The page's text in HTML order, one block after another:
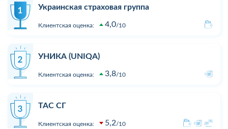
Украинская страховая группа
Клиентская оценка: 4,0 10
УНИКА (UNIQA)
Клиентская оценка: 3,8 10
ТАС СГ
Клиентская оценка: 5,2 10